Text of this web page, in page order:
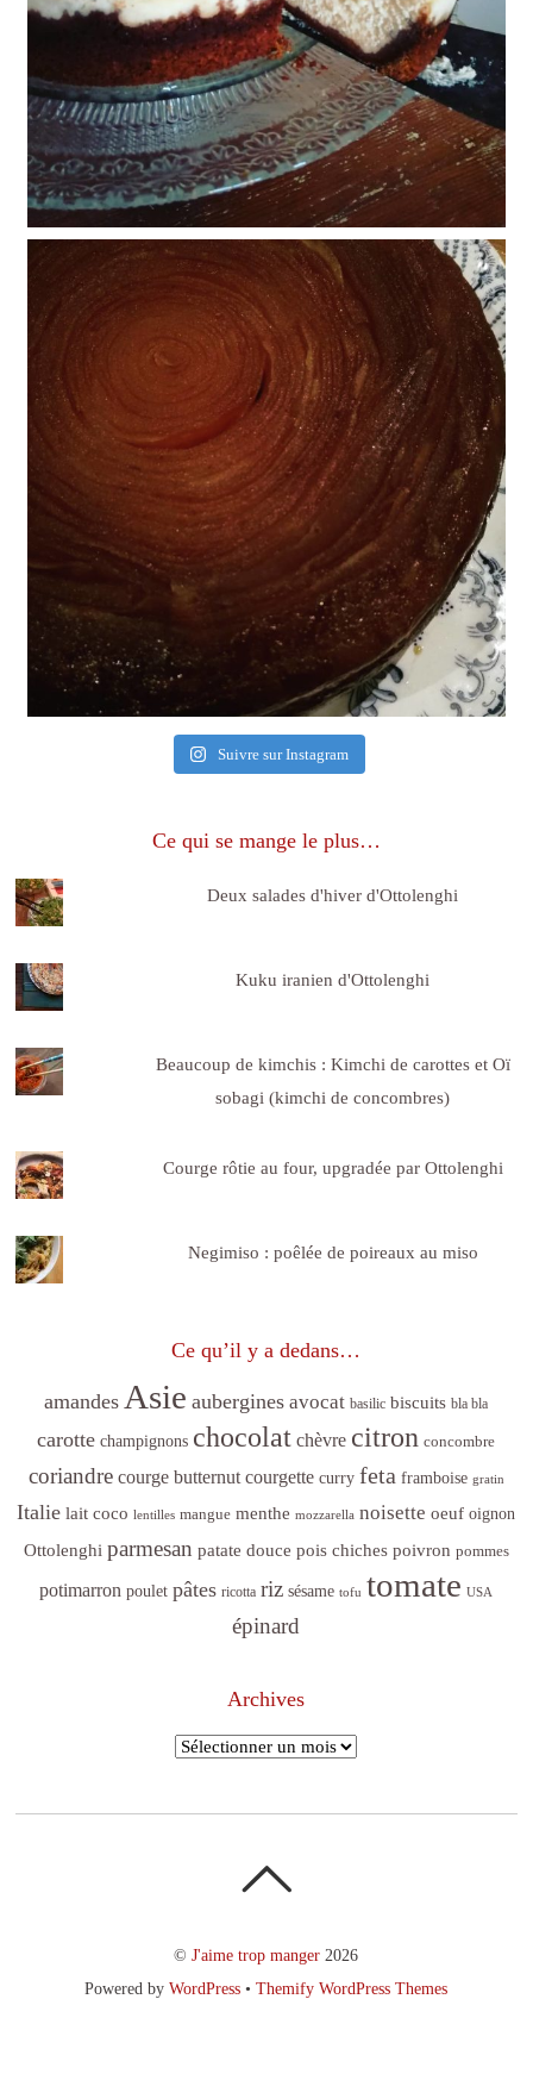
Suivre sur Instagram
Ce qui se mange le plus…
Deux salades d'hiver d'Ottolenghi
Kuku iranien d'Ottolenghi
Beaucoup de kimchis : Kimchi de carottes et Oï
sobagi (kimchi de concombres)
Courge rôtie au four, upgradée par Ottolenghi
Negimiso : poêlée de poireaux au miso
Ce qu’il y a dedans…
amandes Asie aubergines avocat basilic biscuits bla bla
carotte champignons chocolat chèvre citron concombre
coriandre courge butternut courgette curry feta framboise gratin
Italie lait coco lentilles mangue menthe mozzarella noisette oeuf oignon
Ottolenghi parmesan patate douce pois chiches poivron pommes
potimarron poulet pâtes ricotta riz sésame tofu tomate USA
épinard
Archives
Archives
©J'aime trop manger 2026
Powered byWordPress •Themify WordPress Themes